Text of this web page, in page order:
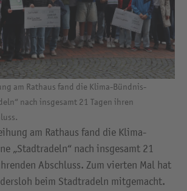
am Rathaus fand die Klima-Bündnis-
nach insgesamt 21 Tagen ihren
am Rathaus fand die Klima-
„Stadtradeln“ nach insgesamt 21
Abschluss. Zum vierten Mal hat
beim Stadtradeln mitgemacht.